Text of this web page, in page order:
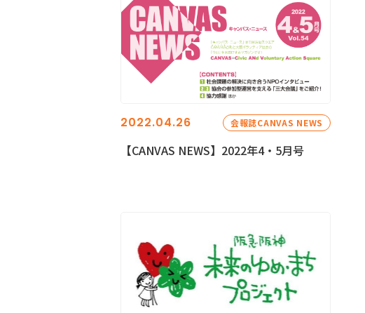
2022.04.26 会報誌CANVAS NEWS
【CANVAS NEWS】2022年4・5月号